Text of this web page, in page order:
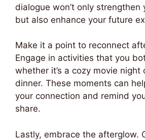
dialogue won’t only strengthen
but also enhance your future
Make it a point to reconnect
Engage in activities that you
whether it’s a cozy movie night
dinner. These moments can
your connection and remind
share.
Lastly, embrace the afterglow.